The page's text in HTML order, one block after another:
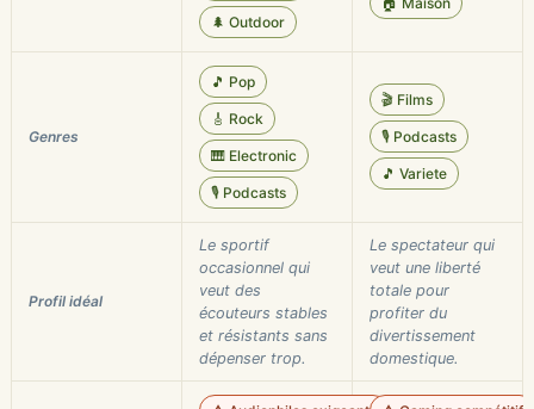
🌲 Outdoor
Genres
🎵 Pop
🎸 Rock
🎹 Electronic
🎙️ Podcasts
🎬 Films
🎙️ Podcasts
🎵 Variete
Profil idéal
Le sportif
occasionnel qui
veut des
écouteurs stables
et résistants sans
dépenser trop.
Le spectateur qui
veut une liberté
totale pour
profiter du
divertissement
domestique.